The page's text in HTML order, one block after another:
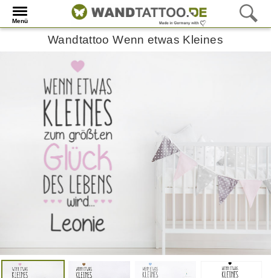
Menü
Wandtattoo Wenn etwas Kleines